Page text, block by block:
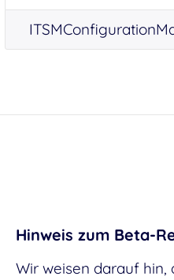
Hinweis zum Beta-
Wir weisen darauf hin,